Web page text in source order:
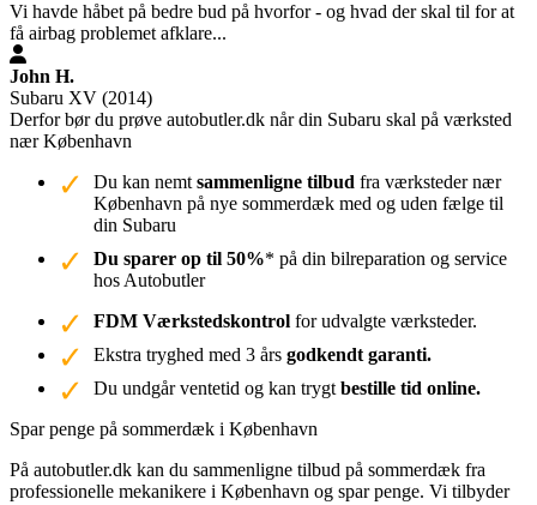
Vi havde håbet på bedre bud på hvorfor - og hvad der skal til for at
få airbag problemet afklare...
John H.
Subaru XV (2014)
Derfor bør du prøve autobutler.dk når din Subaru skal på værksted
nær København
Du kan nemtsammenligne tilbud fra værksteder nær
København på nye sommerdæk med og uden fælge til
din Subaru
Du sparer op til 50%* på din bilreparation og service
hos Autobutler
FDM Værkstedskontrol for udvalgte værksteder.
Ekstra tryghed med 3 års godkendt garanti.
Du undgår ventetid og kan trygtbestille tid online.
Spar penge på sommerdæk i København
På autobutler.dk kan du sammenligne tilbud på sommerdæk fra
professionelle mekanikere i København og spar penge. Vi tilbyder